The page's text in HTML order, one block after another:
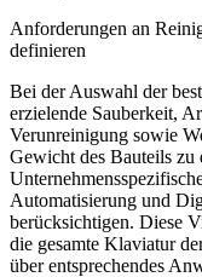
Anforderungen an
definieren
Bei der Auswahl der
erzielende Sauberkeit,
Verunreinigung sowie
Gewicht des Bauteils zu
Automatisierung und
berücksichtigen. Diese
die gesamte Klaviatur
über entsprechendes